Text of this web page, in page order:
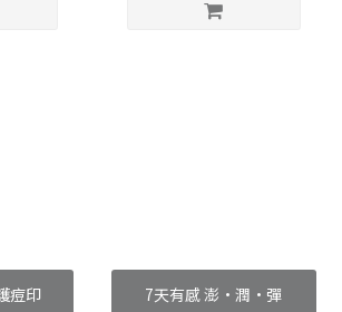
痘印
7天有感 澎·潤·彈